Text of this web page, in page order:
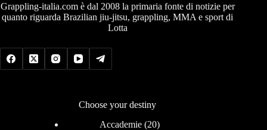
Grappling-italia.com è dal 2008 la primaria fonte di notizie per
quanto riguarda Brazilian jiu-jitsu, grappling, MMA e sport di
Lotta
Choose your destiny
Accademie(20)